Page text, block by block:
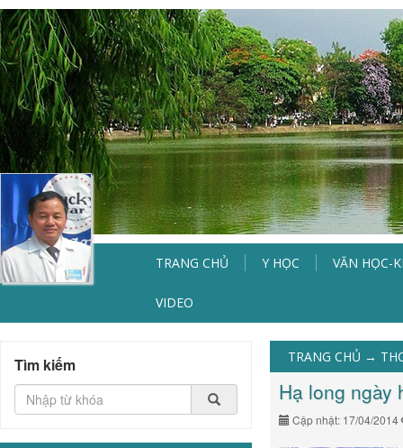
TRANG CHỦ Y HỌC VĂN HỌC-
VIDEO
TRANG CHỦ →
Hạ long ngày
Cập nhật: 17/04/2014
Tìm kiếm